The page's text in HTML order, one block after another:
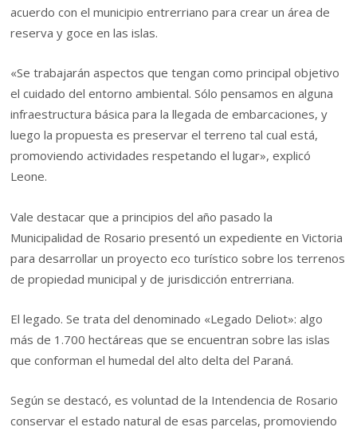
acuerdo con el municipio entrerriano para crear un área de
reserva y goce en las islas.
«Se trabajarán aspectos que tengan como principal objetivo
el cuidado del entorno ambiental. Sólo pensamos en alguna
infraestructura básica para la llegada de embarcaciones, y
luego la propuesta es preservar el terreno tal cual está,
promoviendo actividades respetando el lugar», explicó
Leone.
Vale destacar que a principios del año pasado la
Municipalidad de Rosario presentó un expediente en Victoria
para desarrollar un proyecto eco turístico sobre los terrenos
de propiedad municipal y de jurisdicción entrerriana.
El legado. Se trata del denominado «Legado Deliot»: algo
más de 1.700 hectáreas que se encuentran sobre las islas
que conforman el humedal del alto delta del Paraná.
Según se destacó, es voluntad de la Intendencia de Rosario
conservar el estado natural de esas parcelas, promoviendo